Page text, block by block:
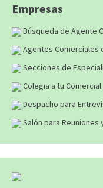
Empresas
Búsqueda de Agente
Agentes Comerciales
Secciones de
Colegia a tu Comercial
Despacho para
Salón para Reuniones